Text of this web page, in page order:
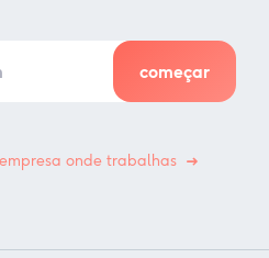
onde trabalhas